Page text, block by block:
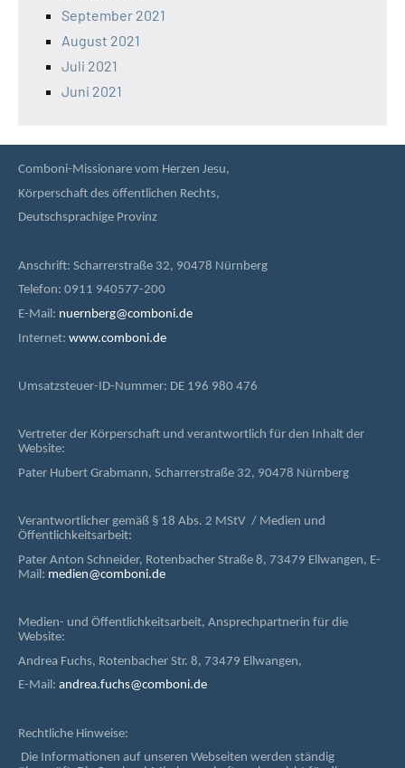
September 2021
August 2021
Juli 2021
Juni 2021
Comboni-Missionare vom Herzen Jesu,
Körperschaft des öffentlichen Rechts,
Deutschsprachige Provinz
Anschrift: Scharrerstraße 32, 90478 Nürnberg
Telefon: 0911 940577-200
E-Mail: nuernberg@comboni.de
Internet: www.comboni.de
Umsatzsteuer-ID-Nummer: DE 196 980 476
Vertreter der Körperschaft und verantwortlich für den Inhalt der
Website:
Pater Hubert Grabmann, Scharrerstraße 32, 90478 Nürnberg
Verantwortlicher gemäß § 18 Abs. 2 MStV / Medien und
Öffentlichkeitsarbeit:
Pater Anton Schneider, Rotenbacher Straße 8, 73479 Ellwangen, E-
Mail: medien@comboni.de
Medien- und Öffentlichkeitsarbeit, Ansprechpartnerin für die
Website:
Andrea Fuchs, Rotenbacher Str. 8, 73479 Ellwangen,
E-Mail: andrea.fuchs@comboni.de
Rechtliche Hinweise:
Die Informationen auf unseren Webseiten werden ständig